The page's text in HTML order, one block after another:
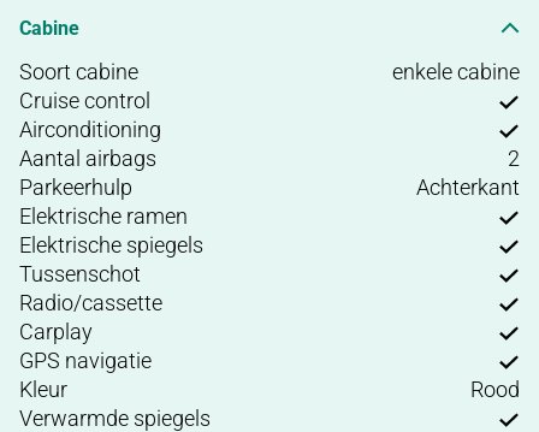
Cabine
Soort cabine
enkele cabine
Cruise control
Airconditioning
Aantal airbags
2
Parkeerhulp
Achterkant
Elektrische ramen
Elektrische spiegels
Tussenschot
Radio/cassette
Carplay
GPS navigatie
Kleur
Rood
Verwarmde spiegels